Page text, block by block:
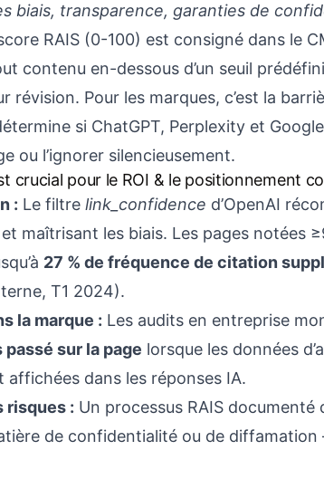
biais, transparence, garanties de
RAIS (0-100) est consigné dans le
contenu en-dessous d’un seuil
révision. Pour les marques, c’est la
si ChatGPT, Perplexity et
ou l’ignorer silencieusement.
crucial pour le ROI & le positionnement
: Le filtre link_confidence d’OpenAI
maîtrisant les biais. Les pages notées
27 % de fréquence de citation
T1 2024).
la marque : Les audits en entreprise
passé sur la page lorsque les données
affichées dans les réponses IA.
risques : Un processus RAIS documenté
de confidentialité ou de